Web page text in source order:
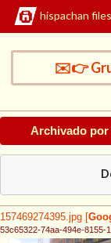
hispachan files
✉️👉
Archivado por
157469274395.jpg
53c65322-74aa-494e-8155-